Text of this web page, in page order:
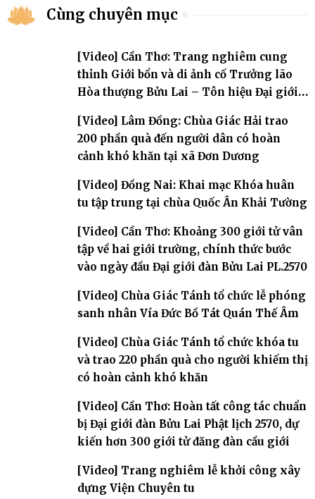
Cùng chuyên mục
[Video] Cần Thơ: Trang nghiêm cung
thỉnh Giới bổn và di ảnh cố Trưởng lão
Hòa thượng Bửu Lai – Tôn hiệu Đại giới
[Video] Lâm Đồng: Chùa Giác Hải trao
200 phần quà đến người dân có hoàn
cảnh khó khăn tại xã Đơn Dương
[Video] Đồng Nai: Khai mạc Khóa huân
tu tập trung tại chùa Quốc Ân Khải Tường
[Video] Cần Thơ: Khoảng 300 giới tử vân
tập về hai giới trường, chính thức bước
vào ngày đầu Đại giới đàn Bửu Lai PL.2570
[Video] Chùa Giác Tánh tổ chức lễ phóng
sanh nhân Vía Đức Bồ Tát Quán Thế Âm
[Video] Chùa Giác Tánh tổ chức khóa tu
và trao 220 phần quà cho người khiếm thị
có hoàn cảnh khó khăn
[Video] Cần Thơ: Hoàn tất công tác chuẩn
bị Đại giới đàn Bửu Lai Phật lịch 2570, dự
kiến hơn 300 giới tử đăng đàn cầu giới
[Video] Trang nghiêm lễ khởi công xây
dựng Viện Chuyên tu